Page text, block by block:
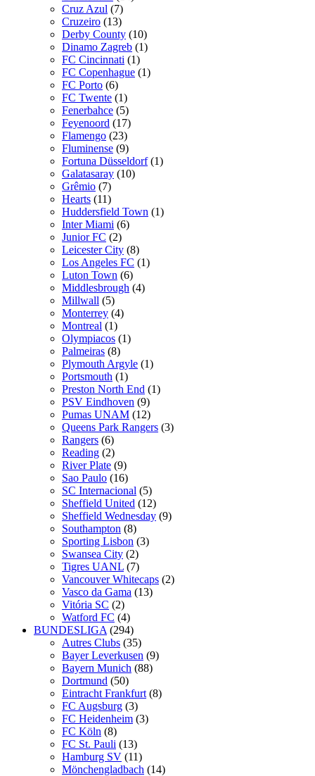
Cruz Azul (7)
Cruzeiro (13)
Derby County (10)
Dinamo Zagreb (1)
FC Cincinnati (1)
FC Copenhague (1)
FC Porto (6)
FC Twente (1)
Fenerbahce (5)
Feyenoord (17)
Flamengo (23)
Fluminense (9)
Fortuna Düsseldorf (1)
Galatasaray (10)
Grêmio (7)
Hearts (11)
Huddersfield Town (1)
Inter Miami (6)
Junior FC (2)
Leicester City (8)
Los Angeles FC (1)
Luton Town (6)
Middlesbrough (4)
Millwall (5)
Monterrey (4)
Montreal (1)
Olympiacos (1)
Palmeiras (8)
Plymouth Argyle (1)
Portsmouth (1)
Preston North End (1)
PSV Eindhoven (9)
Pumas UNAM (12)
Queens Park Rangers (3)
Rangers (6)
Reading (2)
River Plate (9)
Sao Paulo (16)
SC Internacional (5)
Sheffield United (12)
Sheffield Wednesday (9)
Southampton (8)
Sporting Lisbon (3)
Swansea City (2)
Tigres UANL (7)
Vancouver Whitecaps (2)
Vasco da Gama (13)
Vitória SC (2)
Watford FC (4)
BUNDESLIGA (294)
Autres Clubs (35)
Bayer Leverkusen (9)
Bayern Munich (88)
Dortmund (50)
Eintracht Frankfurt (8)
FC Augsburg (3)
FC Heidenheim (3)
FC Köln (8)
FC St. Pauli (13)
Hamburg SV (11)
Mönchengladbach (14)